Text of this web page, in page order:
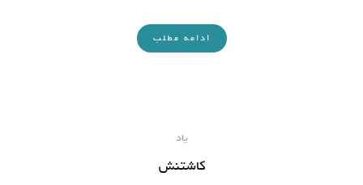
ادامه مطلب
یاد
کاشتنش